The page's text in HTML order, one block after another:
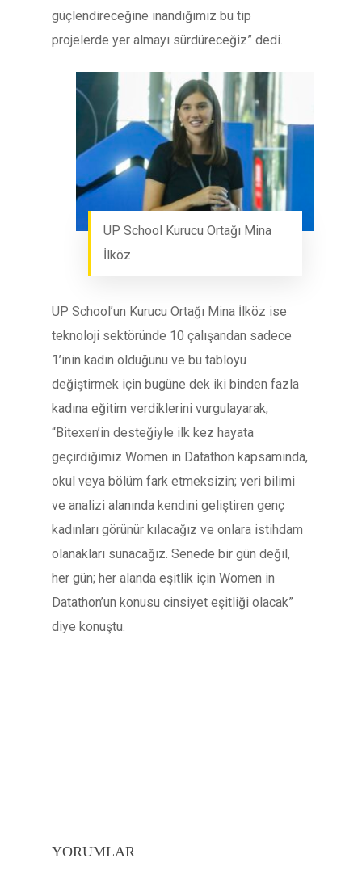
güçlendireceğine inandığımız bu tip
projelerde yer almayı sürdüreceğiz” dedi.
UP School Kurucu Ortağı Mina
İlköz
UP School’un Kurucu Ortağı Mina İlköz ise
teknoloji sektöründe 10 çalışandan sadece
1’inin kadın olduğunu ve bu tabloyu
değiştirmek için bugüne dek iki binden fazla
kadına eğitim verdiklerini vurgulayarak,
“Bitexen’in desteğiyle ilk kez hayata
geçirdiğimiz Women in Datathon kapsamında,
okul veya bölüm fark etmeksizin; veri bilimi
ve analizi alanında kendini geliştiren genç
kadınları görünür kılacağız ve onlara istihdam
olanakları sunacağız. Senede bir gün değil,
her gün; her alanda eşitlik için Women in
Datathon’un konusu cinsiyet eşitliği olacak”
diye konuştu.
YORUMLAR